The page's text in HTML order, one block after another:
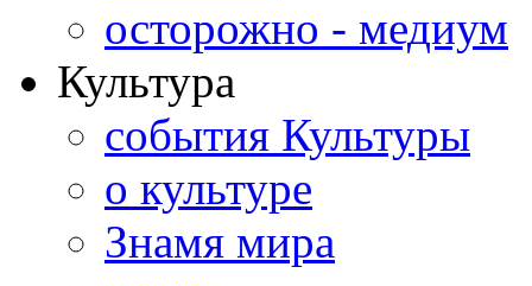
осторожно - медиум
Культура
события Культуры
о культуре
Знамя мира